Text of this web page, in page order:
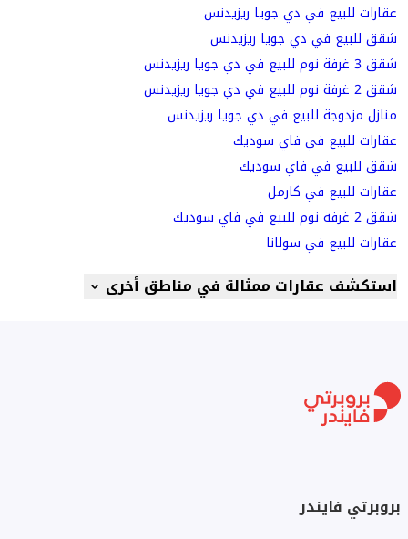
عقارات للبيع في دي جويا ريزيدنس
شقق للبيع في دي جويا ريزيدنس
شقق 3 غرفة نوم للبيع في دي جويا ريزيدنس
شقق 2 غرفة نوم للبيع في دي جويا ريزيدنس
منازل مزدوجة للبيع في دي جويا ريزيدنس
عقارات للبيع في فاي سوديك
شقق للبيع في فاي سوديك
عقارات للبيع في كارمل
شقق 2 غرفة نوم للبيع في فاي سوديك
عقارات للبيع في سولانا
استكشف عقارات ممثالة في مناطق أخرى
بروبرتي فايندر